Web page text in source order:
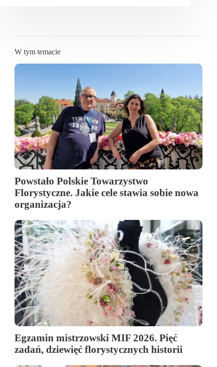
W tym temacie
Powstało Polskie Towarzystwo
Florystyczne. Jakie cele stawia sobie nowa
organizacja?
Egzamin mistrzowski MIF 2026. Pięć
zadań, dziewięć florystycznych historii